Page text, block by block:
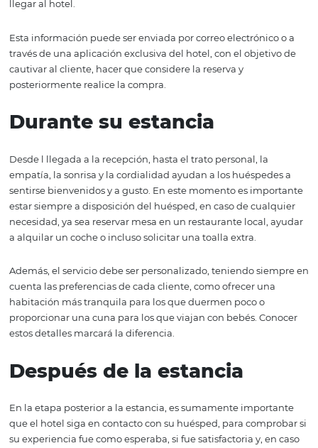
cliente será fundamental en este viaje. Recuerde que,
tecnología, cada vez más huéspedes buscan en internet
reseñas tienen gran poder de influencia.
El hotel también puede proporcionar información sobre
ciudad o lugar donde se encuentra, indicar las
a los huéspedes, además de ofrecer opciones de
llegar al hotel.
Esta información puede ser enviada por correo
través de una aplicación exclusiva del hotel, con el
posteriormente realice la compra.
Durante su estancia
Desde l llegada a la recepción, hasta el trato personal, la
sentirse bienvenidos y a gusto. En este momento es
estar siempre a disposición del huésped, en caso de
necesidad, ya sea reservar mesa en un restaurante